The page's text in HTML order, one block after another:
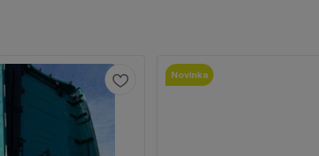
Novinka